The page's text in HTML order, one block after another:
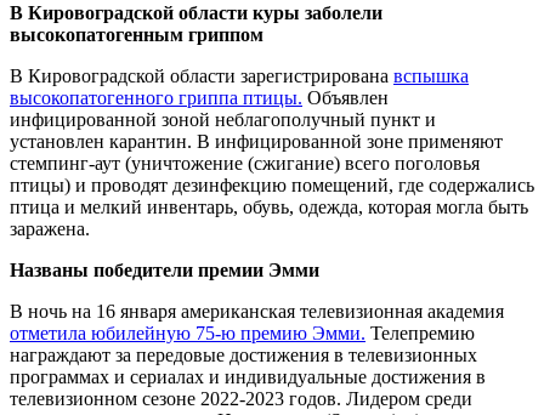
В Кировоградской области куры заболели
высокопатогенным гриппом
В Кировоградской области зарегистрирована вспышка
высокопатогенного гриппа птицы. Объявлен
инфицированной зоной неблагополучный пункт и
установлен карантин. В инфицированной зоне применяют
стемпинг-аут (уничтожение (сжигание) всего поголовья
птицы) и проводят дезинфекцию помещений, где содержались
птица и мелкий инвентарь, обувь, одежда, которая могла быть
заражена.
Названы победители премии Эмми
В ночь на 16 января американская телевизионная академия
отметила юбилейную 75-ю премию Эмми. Телепремию
награждают за передовые достижения в телевизионных
программах и сериалах и индивидуальные достижения в
телевизионном сезоне 2022-2023 годов. Лидером среди